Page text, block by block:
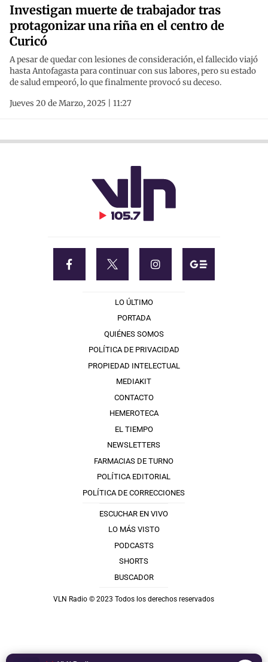
Investigan muerte de trabajador tras
protagonizar una riña en el centro de
Curicó
A pesar de quedar con lesiones de consideración, el fallecido viajó
hasta Antofagasta para continuar con sus labores, pero su estado
de salud empeoró, lo que finalmente provocó su deceso.
Jueves 20 de Marzo, 2025 | 11:27
LO ÚLTIMO
PORTADA
QUIÉNES SOMOS
POLÍTICA DE PRIVACIDAD
PROPIEDAD INTELECTUAL
MEDIAKIT
CONTACTO
HEMEROTECA
EL TIEMPO
NEWSLETTERS
FARMACIAS DE TURNO
POLÍTICA EDITORIAL
POLÍTICA DE CORRECCIONES
ESCUCHAR EN VIVO
LO MÁS VISTO
PODCASTS
SHORTS
BUSCADOR
VLN Radio © 2023 Todos los derechos reservados